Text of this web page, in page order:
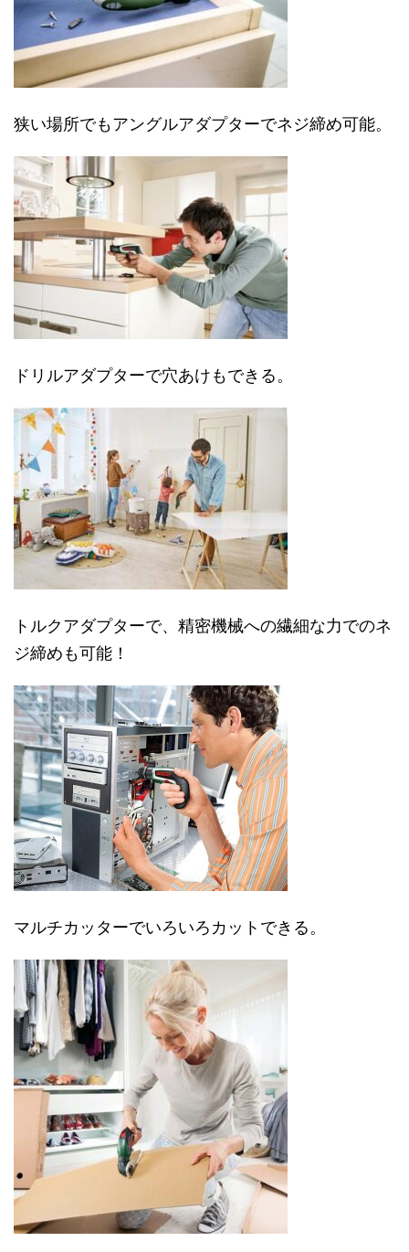
狭い場所でもアングルアダプターでネジ締め可能。
ドリルアダプターで穴あけもできる。
トルクアダプターで、精密機械への繊細な力でのネ
ジ締めも可能！
マルチカッターでいろいろカットできる。